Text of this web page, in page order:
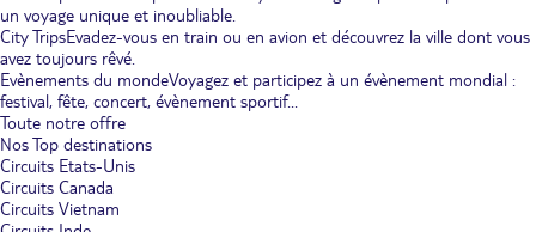
un voyage unique et inoubliable.
City TripsEvadez-vous en train ou en avion et découvrez la ville dont vous
avez toujours rêvé.
Evènements du mondeVoyagez et participez à un évènement mondial :
festival, fête, concert, évènement sportif...
Toute notre offre
Nos Top destinations
Circuits Etats-Unis
Circuits Canada
Circuits Vietnam